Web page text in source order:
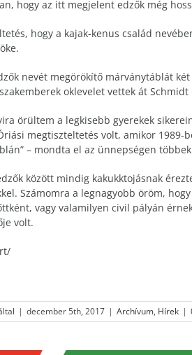
hogy az itt megjelent edzők még
hogy a kajak-kenus család
nevét megörökítő márványtáblát
oklevelet vettek át
örültem a legkisebb gyerekek
megtiszteltetés volt, amikor 1989-
– mondta el az ünnepségen
között mindig kakukktojásnak
Számomra a legnagyobb öröm,
vagy valamilyen civil pályán
volt.
| december 5th, 2017 | Archívum, Hírek |